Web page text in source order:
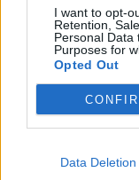
I want to opt-
Retention,
Personal Data
Purposes for
Opted Out
Data Deletion
Edward Burgy
couple pendant
Doramaland_faits